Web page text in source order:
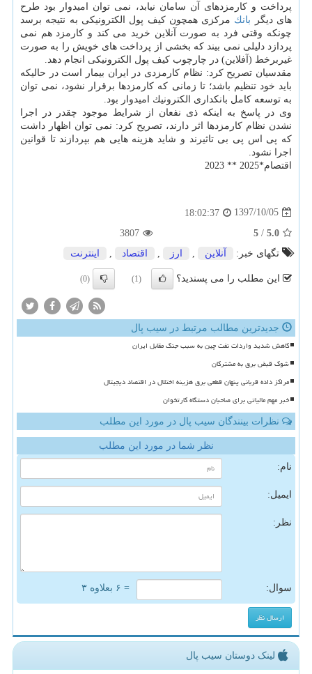
پرداخت و كارمزدهای آن سامان نیابد، نمی توان امیدوار بود طرح
های دیگر بانك مركزی همچون كیف پول الكترونیكی به نتیجه برسد
چونكه وقتی فرد به صورت آنلاین خرید می كند و كارمزد هم نمی
پردازد دلیلی نمی بیند كه بخشی از پرداخت های خویش را به صورت
غیربرخط (آفلاین) در چارچوب كیف پول الكترونیكی انجام دهد.
مقدسیان تصریح كرد: نظام كارمزدی در ایران بیمار است در حالیكه
باید خود تنظیم باشد؛ تا زمانی كه كارمزدها برقرار نشود، نمی توان
به توسعه كامل بانكداری الكترونیك امیدوار بود.
وی در پاسخ به اینكه ذی نفعان از شرایط موجود چقدر در اجرا
نشدن نظام كارمزدها اثر دارند، تصریح كرد: نمی توان اظهار داشت
كه پی اس پی بی تاثیرند و شاید هزینه هایی هم بپردازند تا قوانین
اجرا نشود.
اقتصام*2025 ** 2023
1397/10/05
18:02:37
5.0
/
5
3807
تگهای خبر:
آنلاین ارز اقتصاد اینترنت
این مطلب را می پسندید؟ (1)
(0)
جدیدترین مطالب مرتبط در سیب پال
کاهش شدید واردات نفت چین به سبب جنگ مقابل ایران
شوک قبض برق به مشترکان
مراکز داده قربانی پنهان قطعی برق هزینه اختلال در اقتصاد دیجیتال
خبر مهم مالیاتی برای صاحبان دستگاه کارتخوان
نظرات بینندگان سیب پال در مورد این مطلب
نظر شما در مورد این مطلب
نام:
ایمیل:
نظر:
سوال: = ۶ بعلاوه ۳
لینک دوستان سیب پال